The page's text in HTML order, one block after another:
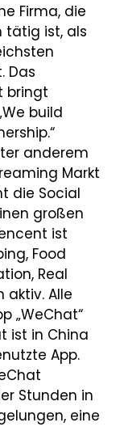
Firma, die
tätig ist, als
Das
bringt
build
anderem
Markt
die Social
großen
ist
Food
Real
aktiv. Alle
„WeChat“
ist in China
App.
Stunden in
eine